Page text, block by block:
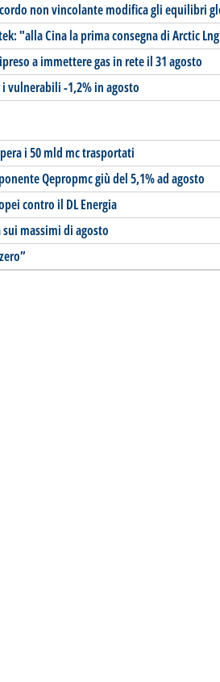
non vincolante modifica gli equilibri
"alla Cina la prima consegna di Arctic
a immettere gas in rete il 31 agosto
vulnerabili -1,2% in agosto
i 50 mld mc trasportati
Qepropmc giù del 5,1% ad agosto
contro il DL Energia
massimi di agosto